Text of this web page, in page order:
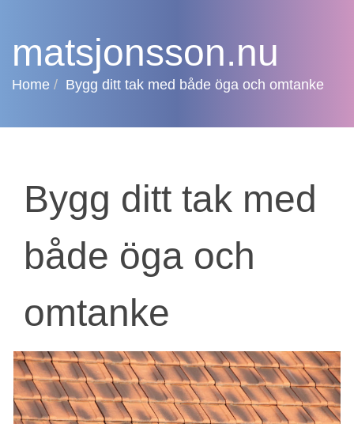
matsjonsson.nu
Home Bygg ditt tak med både öga och omtanke
Bygg ditt tak med
både öga och
omtanke